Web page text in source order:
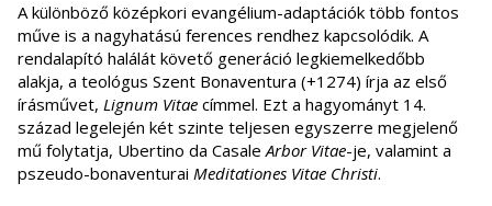
A különböző középkori evangélium-adaptációk több fontos
műve is a nagyhatású ferences rendhez kapcsolódik. A
rendalapító halálát követő generáció legkiemelkedőbb
alakja, a teológus Szent Bonaventura (+1274) írja az első
írásművet, Lignum Vitae címmel. Ezt a hagyományt 14.
század legelején két szinte teljesen egyszerre megjelenő
mű folytatja, Ubertino da CasaleArbor Vitae-je, valamint a
pszeudo-bonaventurai Meditationes Vitae Christi.